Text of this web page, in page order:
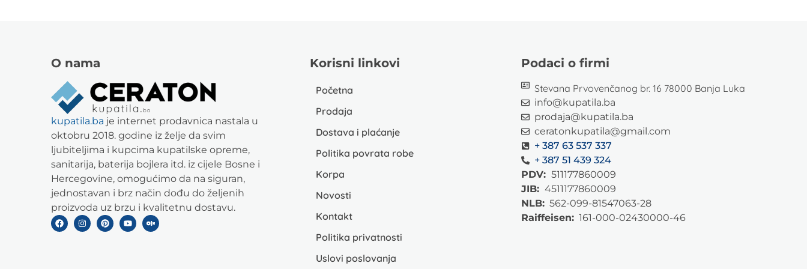
O nama
kupatila.ba je internet prodavnica nastala u
oktobru 2018. godine iz želje da svim
ljubiteljima i kupcima kupatilske opreme,
sanitarija, baterija bojlera itd. iz cijele Bosne i
Hercegovine, omogućimo da na siguran,
jednostavan i brz način dođu do željenih
proizvoda uz brzu i kvalitetnu dostavu.
Korisni linkovi
Početna
Prodaja
Dostava i plaćanje
Politika povrata robe
Korpa
Novosti
Kontakt
Politika privatnosti
Uslovi poslovanja
Podaci o firmi
Stevana Prvovenčanog br. 16 78000 Banja Luka
info@kupatila.ba
prodaja@kupatila.ba
ceratonkupatila@gmail.com
+ 387 63 537 337
+ 387 51 439 324
PDV: 511177860009
JIB: 4511177860009
NLB:562-099-81547063-28
Raiffeisen:161-000-02430000-46